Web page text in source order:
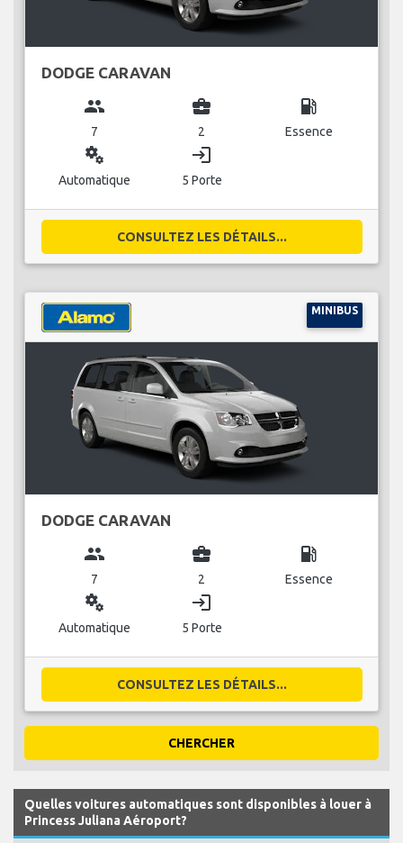
DODGE CARAVAN
group
7
business_center
2
local_gas_station
Essence
miscellaneous_services
Automatique
login
5 Porte
CONSULTEZ LES DÉTAILS...
MINIBUS
DODGE CARAVAN
group
7
business_center
2
local_gas_station
Essence
miscellaneous_services
Automatique
login
5 Porte
CONSULTEZ LES DÉTAILS...
CHERCHER
Quelles voitures automatiques sont disponibles à louer à
Princess Juliana Aéroport?